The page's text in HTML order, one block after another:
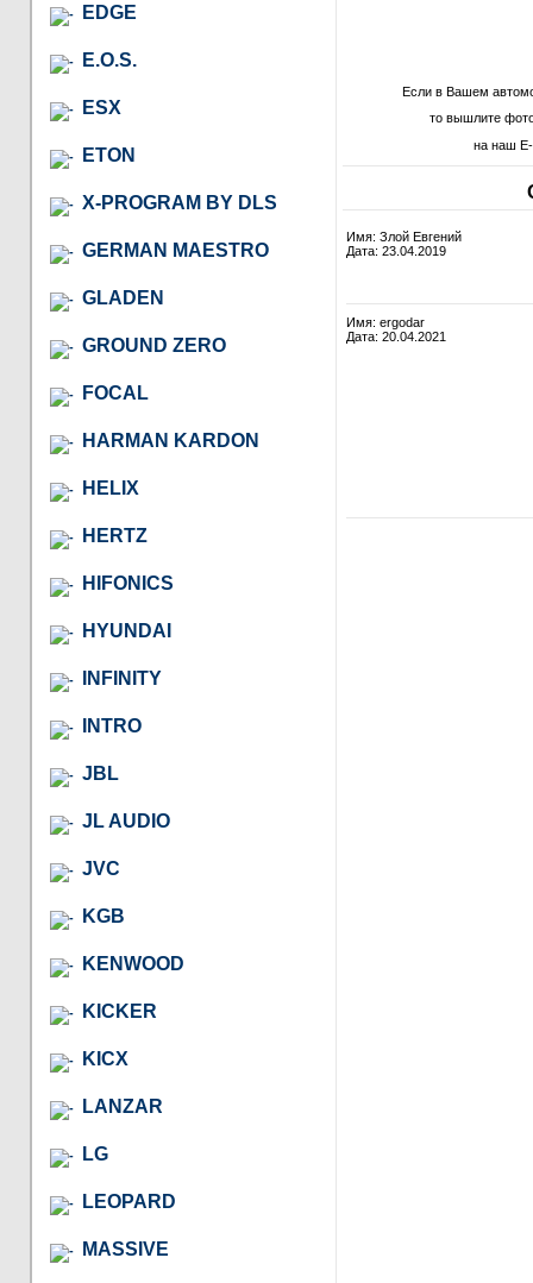
EDGE
E.O.S.
ESX
ETON
X-PROGRAM BY DLS
GERMAN MAESTRO
GLADEN
GROUND ZERO
FOCAL
HARMAN KARDON
HELIX
HERTZ
HIFONICS
HYUNDAI
INFINITY
INTRO
JBL
JL AUDIO
JVC
KGB
KENWOOD
KICKER
KICX
LANZAR
LG
LEOPARD
MASSIVE
Если в Вашем
то вышлите
на наш
Имя: Злой Евгений
Дата: 23.04.2019
Имя: ergodar
Дата: 20.04.2021